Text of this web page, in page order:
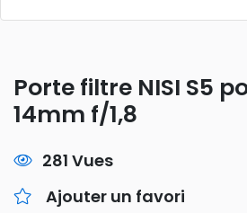
Porte filtre NISI S5
14mm f/1,8
281 Vues
Ajouter un favori